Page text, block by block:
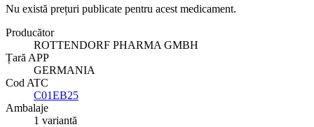
Nu există prețuri publicate pentru acest medicament.
Producător
ROTTENDORF PHARMA GMBH
Țară APP
GERMANIA
Cod ATC
C01EB25
Ambalaje
1 variantă